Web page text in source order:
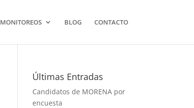
MONITOREOS BLOG CONTACTO
Últimas Entradas
Candidatos de MORENA por
encuesta